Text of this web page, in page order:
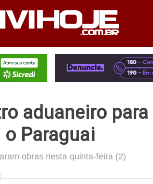
FALE CONOSCO
aduaneiro para
o Paraguai
obras nesta quinta-feira (2)